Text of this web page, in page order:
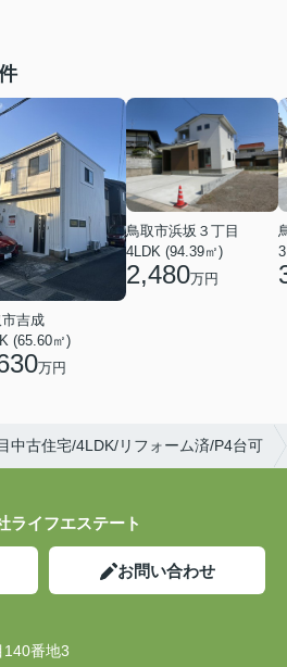
吉成
(65.60㎡)
万円
鳥取市浜坂３丁目
4LDK (94.39㎡)
2,480万円
中古住宅/4LDK/リフォーム済/P4台可
ライフエステート
お問い合わせ
140番地3